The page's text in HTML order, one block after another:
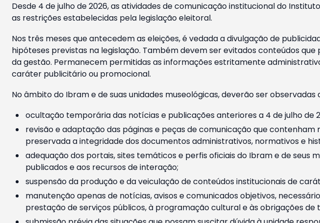
Desde 4 de julho de 2026, as atividades de comunicação institucional do
as restrições estabelecidas pela legislação eleitoral.
Nos três meses que antecedem as eleições, é vedada a divulgação de
hipóteses previstas na legislação. Também devem ser evitados conteúdos
da gestão. Permanecem permitidas as informações estritamente
caráter publicitário ou promocional.
No âmbito do Ibram e de suas unidades museológicas, deverão ser observadas
ocultação temporária das notícias e publicações anteriores a 4 de julho
revisão e adaptação das páginas e peças de comunicação que
preservada a integridade dos documentos administrativos, normativos e
adequação dos portais, sites temáticos e perfis oficiais do Ibram e de seus
publicados e aos recursos de interação;
suspensão da produção e da veiculação de conteúdos institucionais de
manutenção apenas de notícias, avisos e comunicados objetivos,
prestação de serviços públicos, à programação cultural e às obrigações de